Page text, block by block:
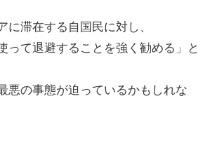
滞在する自国民に対し、
って退避することを強く勧める」と
悪の事態が迫っているかもしれな